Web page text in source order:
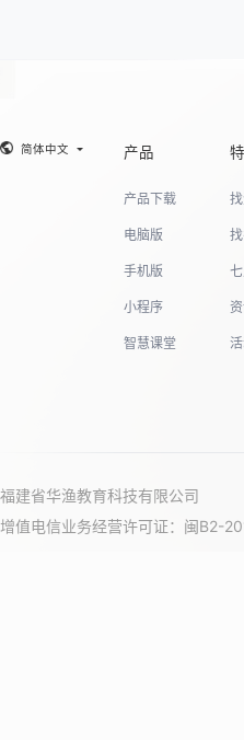
简体中文 产品
产品下载
电脑版
手机版
小程序
智慧课堂
福建省华渔教育科技有限公司
增值电信业务经营许可证：闽B2-